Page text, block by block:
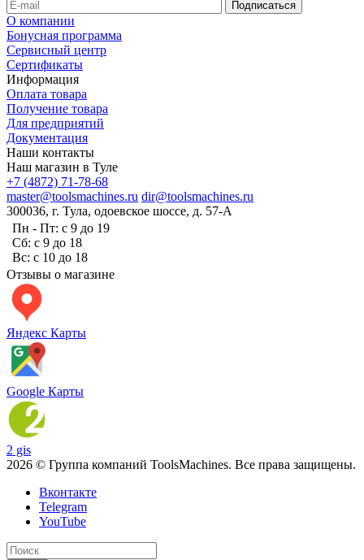
О компании
Бонусная программа
Сервисный центр
Сертификаты
Информация
Оплата товара
Получение товара
Для предприятий
Документация
Наши контакты
Наш магазин в Туле
+7 (4872) 71-78-68
master@toolsmachines.ru dir@toolsmachines.ru
300036, г. Тула, одоевское шоссе, д. 57-А
Пн - Пт: с 9 до 19
Сб: с 9 до 18
Вс: с 10 до 18
Отзывы о магазине
Яндекс Карты
Google Карты
2 gis
2026 © Группа компаний ToolsMachines. Все права защищены.
Вконтакте
Telegram
YouTube